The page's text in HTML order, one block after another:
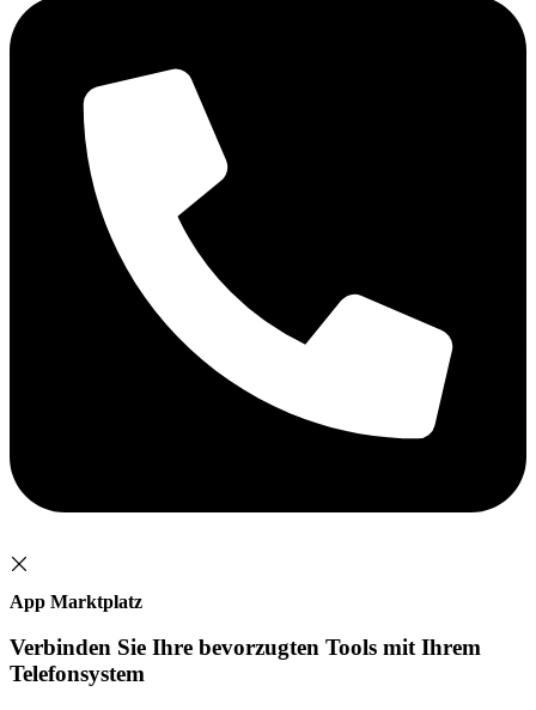
App Marktplatz
Verbinden Sie Ihre bevorzugten Tools mit Ihrem
Telefonsystem